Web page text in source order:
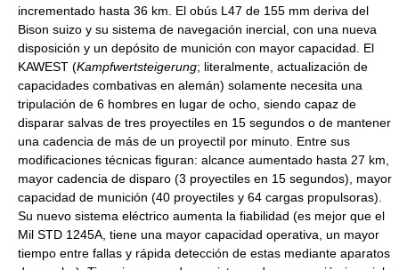
incrementado hasta 36 km. El obús L47 de 155 mm deriva del
Bison suizo y su sistema de navegación inercial, con una nueva
disposición y un depósito de munición con mayor capacidad. El
KAWEST (Kampfwertsteigerung; literalmente, actualización de
capacidades combativas en alemán) solamente necesita una
tripulación de 6 hombres en lugar de ocho, siendo capaz de
disparar salvas de tres proyectiles en 15 segundos o de mantener
una cadencia de más de un proyectil por minuto. Entre sus
modificaciones técnicas figuran: alcance aumentado hasta 27 km,
mayor cadencia de disparo (3 proyectiles en 15 segundos), mayor
capacidad de munición (40 proyectiles y 64 cargas propulsoras).
Su nuevo sistema eléctrico aumenta la fiabilidad (es mejor que el
Mil STD 1245A, tiene una mayor capacidad operativa, un mayor
tiempo entre fallas y rápida detección de estas mediante aparatos